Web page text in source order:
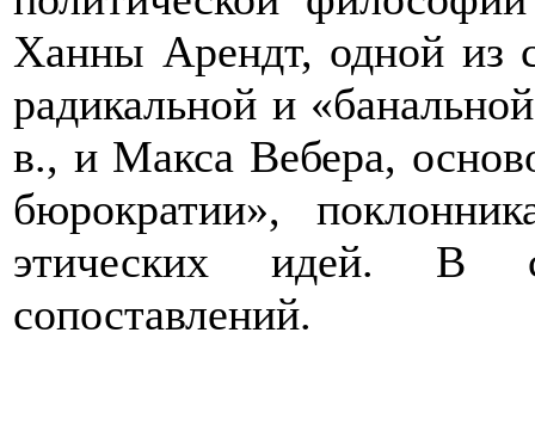
Ханны Арендт, одной из
радикальной и
в., и Макса Вебера,
бюрократии»,
этических идей. В
сопоставлений.